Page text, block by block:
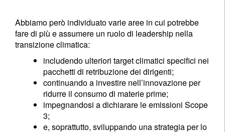
Abbiamo però individuato varie aree in cui potrebbe
fare di più e assumere un ruolo di leadership nella
transizione climatica:
includendo ulteriori target climatici specifici nei
pacchetti di retribuzione dei dirigenti;
continuando a investire nell’innovazione per
ridurre il consumo di materie prime;
impegnandosi a dichiarare le emissioni Scope
3;
e, soprattutto, sviluppando una strategia per lo